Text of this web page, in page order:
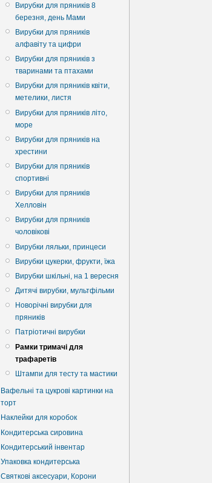
Вирубки для пряників 8
березня, день Мами
Вирубки для пряників
алфавіту та цифри
Вирубки для пряників з
тваринами та птахами
Вирубки для пряників квіти,
метелики, листя
Вирубки для пряників літо,
море
Вирубки для пряників на
хрестини
Вирубки для пряників
спортивні
Вирубки для пряників
Хелловін
Вирубки для пряників
чоловікові
Вирубки ляльки, принцеси
Вирубки цукерки, фрукти, їжа
Вирубки шкільні, на 1 вересня
Дитячі вирубки, мультфільми
Новорічні вирубки для
пряників
Патріотичні вирубки
Рамки тримачі для
трафаретів
Штампи для тесту та мастики
Вафельні та цукрові картинки на
торт
Наклейки для коробок
Кондитерська сировина
Кондитерський інвентар
Упаковка кондитерська
Святкові аксесуари, Корони